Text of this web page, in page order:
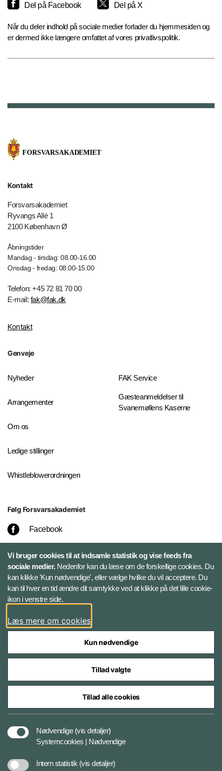
Del på Facebook Del på X
Når du deler indhold på sociale medier forlader du hjemmesiden og
er dermed ikke længere omfattet af vores privatlivspolitik.
Kontakt
Forsvarsakademiet
Ryvangs Allé 1
2100 København Ø
Åbningstider
Mandag - tirsdag: 08.00-16.00
Onsdag - fredag: 08.00-15.00
Telefon: +45 72 81 70 00
E-mail: fak@fak.dk
Kontakt
Genveje
Nyheder
Arrangementer
Om os
Ledige stillinger
Whistleblowerordningen
FAK Service
Gæsteanmeldelser til
Svanemøllens Kaserne
Følg Forsvarsakademiet
Facebook
LinkedIn
Twitter
Bluesky
Styrelser og myndigheder under Forsvarsministeriet
Vi bruger cookies til at indsamle statistik og vise feeds fra
sociale medier.Nedenfor kan du læse om de forskellige cookies. Du
kan klikke 'Kun nødvendige', eller vælge hvilke du vil acceptere. Du
kan til hver en tid ændre dit samtykke ved at klikke på det lille cookie-
ikon i venstre side.
Læs mere om cookies
Kun nødvendige
Tillad valgte
Tillad alle cookies
Nødvendige (vis detaljer)
Systemcookies | Nødvendige
Intern statistik (vis detaljer)